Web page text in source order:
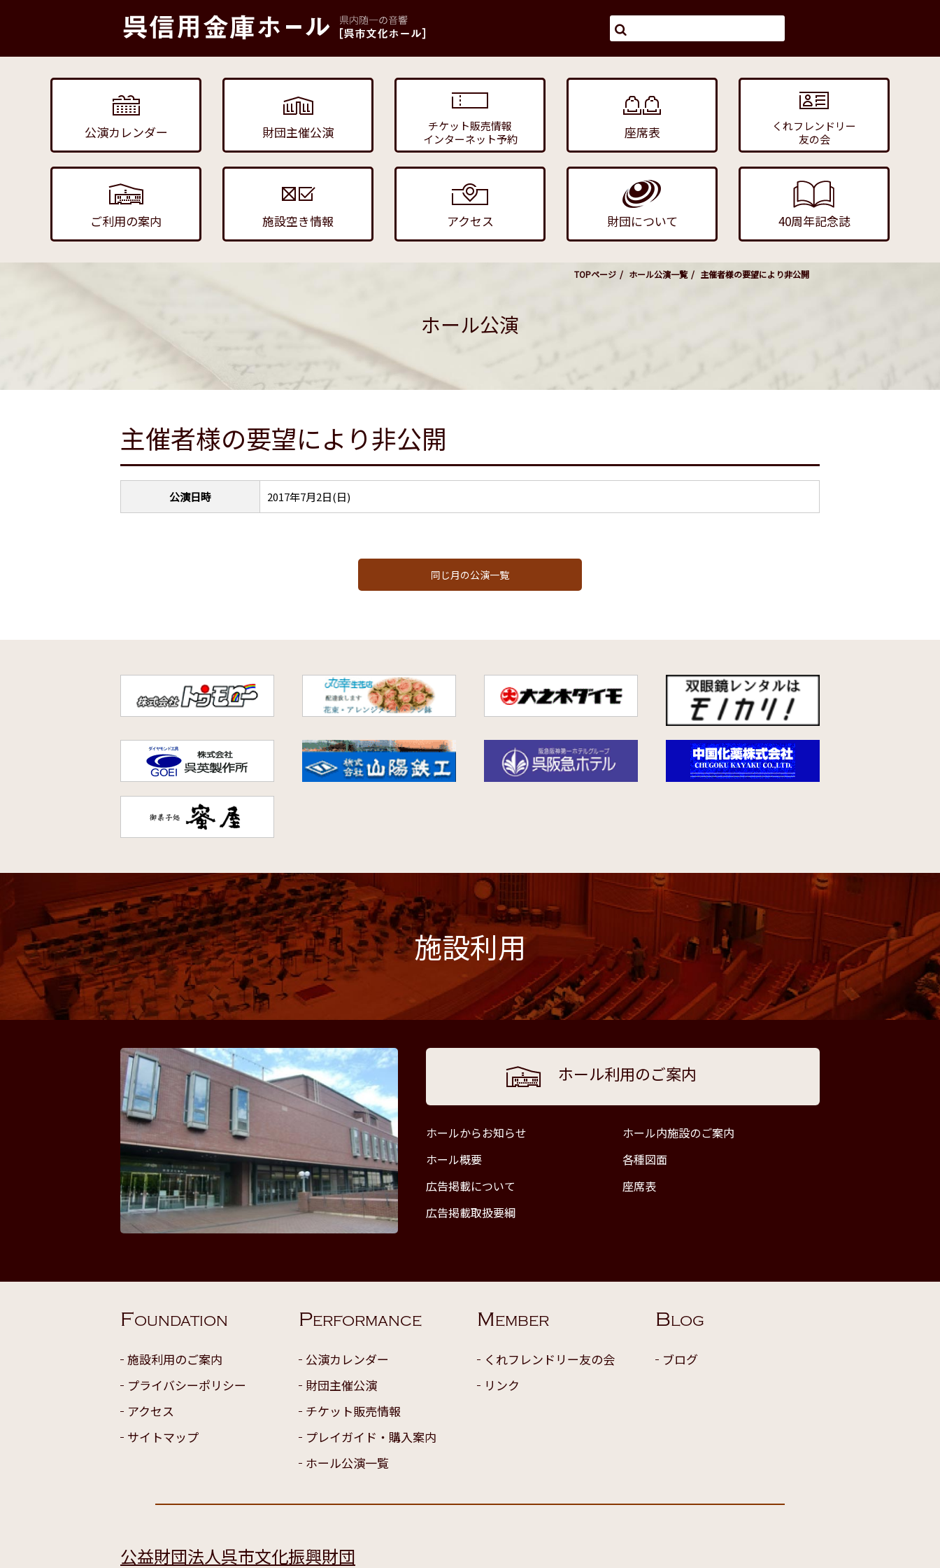
公演カレンダー 財団主催公演
チケット販売情報
インターネット予約
座席表
くれフレンドリー
友の会
ご利用の案内 施設空き情報 アクセス 財団について 40周年記念誌
TOPページ ホール公演一覧 主催者様の要望により非公開
ホール公演
主催者様の要望により非公開
公演日時 2017年7月2日(日)
同じ月の公演一覧
施設利用
ホール利用のご案内
ホールからお知らせ
ホール内施設のご案内
ホール概要
各種図面
広告掲載について
座席表
広告掲載取扱要綱
FOUNDATION
施設利用のご案内
プライバシーポリシー
アクセス
サイトマップ
PERFORMANCE
公演カレンダー
財団主催公演
チケット販売情報
プレイガイド・購入案内
ホール公演一覧
MEMBER
くれフレンドリー友の会
リンク
BLOG
ブログ
公益財団法人呉市文化振興財団